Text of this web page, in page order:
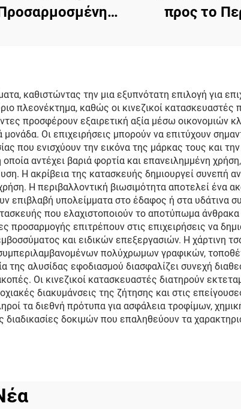
Κατάστημα,
Δώρο
Κοσμημάτων
προς το
Σακούλες
Kraft για
καθιστώντας την μια εξυπνότατη επιλογή για
πλεονέκτημα, καθώς οι κινεζικοί κατασκευαστές
προσφέρουν εξαιρετική αξία μέσω οικονομιών
Οι επιχειρήσεις μπορούν να επιτύχουν
που ενισχύουν την εικόνα της μάρκας τους και
αντέχει βαριά φορτία και επανειλημμένη χρήση,
Η ακρίβεια της κατασκευής δημιουργεί συνεπή
Η περιβαλλοντική βιωσιμότητα αποτελεί ένα
επιβλαβή υπολείμματα στο έδαφος ή στα υδάτινα
που ελαχιστοποιούν το αποτύπωμα άνθρακα
επιτρέπουν στις επιχειρήσεις να
και ειδικών επεξεργασιών. Η χάρτινη
συμπεριλαμβανομένων πολύχρωμων γραφικών,
αλυσίδας εφοδιασμού διασφαλίζει συνεχή
Οι κινεζικοί κατασκευαστές διατηρούν
διακυμάνσεις της ζήτησης και στις
τα διεθνή πρότυπα για ασφάλεια τροφίμων,
δοκιμών που επαληθεύουν τα